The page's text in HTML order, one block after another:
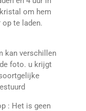
om hem
op te laden.
kan verschillen
foto. u krijgt
: Het is geen